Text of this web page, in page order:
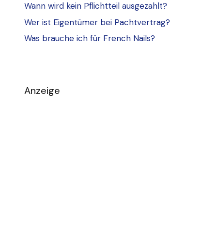
Wann wird kein Pflichtteil ausgezahlt?
Wer ist Eigentümer bei Pachtvertrag?
Was brauche ich für French Nails?
Anzeige